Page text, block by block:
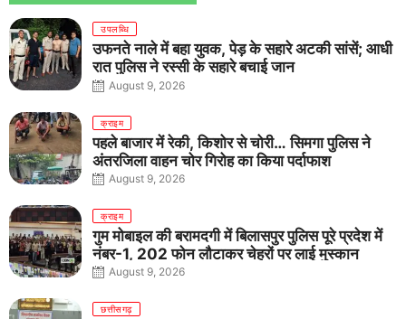
उपलब्धि
उफनते नाले में बहा युवक, पेड़ के सहारे अटकी सांसें; आधी
रात पुलिस ने रस्सी के सहारे बचाई जान
August 9, 2026
क्राइम
पहले बाजार में रेकी, किशोर से चोरी… सिमगा पुलिस ने
अंतरजिला वाहन चोर गिरोह का किया पर्दाफाश
August 9, 2026
क्राइम
गुम मोबाइल की बरामदगी में बिलासपुर पुलिस पूरे प्रदेश में
नंबर-1, 202 फोन लौटाकर चेहरों पर लाई मुस्कान
August 9, 2026
छत्तीसगढ़